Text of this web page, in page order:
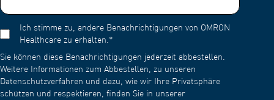
Ich stimme zu, andere Benachrichtigungen von OMRON
Healthcare zu erhalten. *
Sie können diese Benachrichtigungen jederzeit abbestellen.
Weitere Informationen zum Abbestellen, zu unseren
Datenschutzverfahren und dazu, wie wir Ihre Privatsphäre
schützen und respektieren, finden Sie in unserer